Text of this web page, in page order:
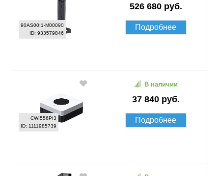
90AS00I1-M00090
ID: 933579846
526 680 руб.
Подробнее
CWI556PI3
ID: 1111985739
37 840 руб.
В наличии
Подробнее